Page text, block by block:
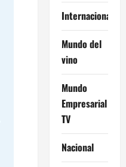
Internacional
Mundo del
vino
Mundo
Empresarial
TV
Nacional